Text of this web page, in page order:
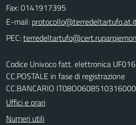
Fax: 0141917395
E-mail:
PEC:
Codice Univoco fatt. elettronica
CC.POSTALE in fase di registrazione
CC.BANCARIO
Uffici e orari
Numeri utili